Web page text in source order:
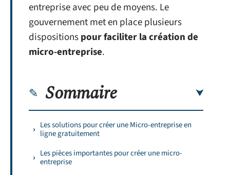
entreprise avec peu de moyens. Le
gouvernement met en place plusieurs
dispositionspour faciliter la création de
micro-entreprise.
Sommaire
Les solutions pour créer une Micro-entreprise en
ligne gratuitement
Les pièces importantes pour créer une micro-
entreprise